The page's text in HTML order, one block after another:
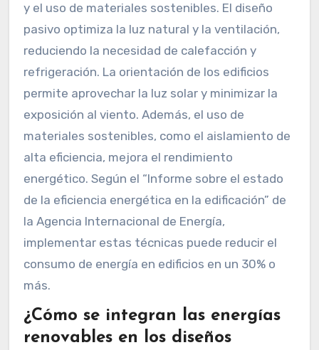
y el uso de materiales sostenibles. El diseño
pasivo optimiza la luz natural y la ventilación,
reduciendo la necesidad de calefacción y
refrigeración. La orientación de los edificios
permite aprovechar la luz solar y minimizar la
exposición al viento. Además, el uso de
materiales sostenibles, como el aislamiento de
alta eficiencia, mejora el rendimiento
energético. Según el “Informe sobre el estado
de la eficiencia energética en la edificación” de
la Agencia Internacional de Energía,
implementar estas técnicas puede reducir el
consumo de energía en edificios en un 30% o
más.
¿Cómo se integran las energías
renovables en los diseños